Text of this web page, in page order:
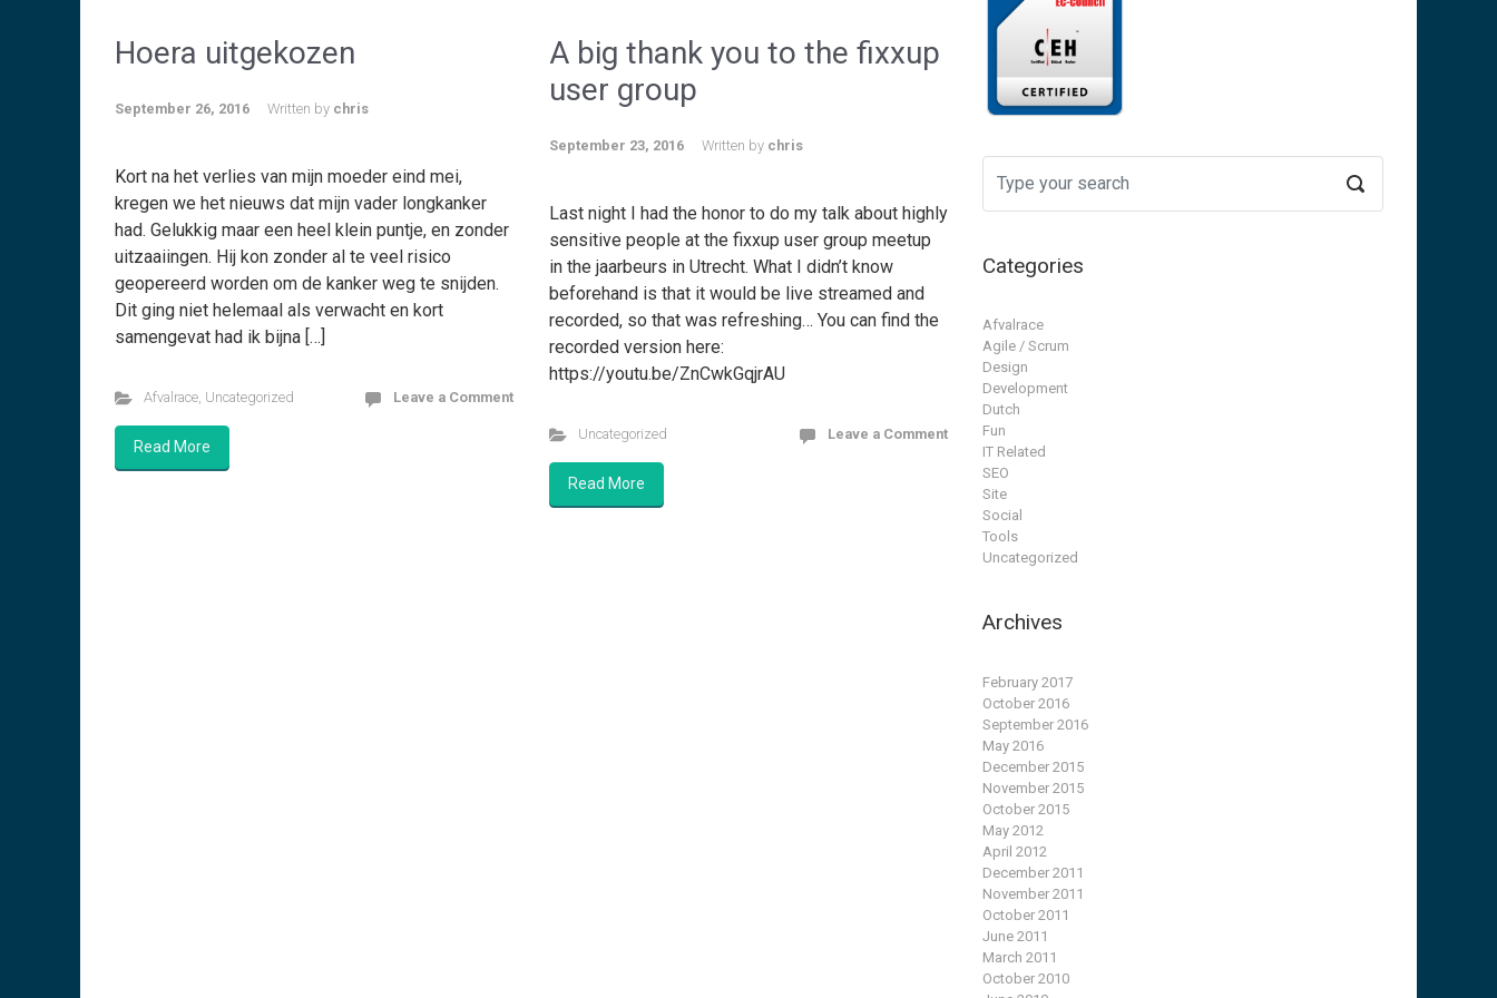
Hoera uitgekozen
September 26, 2016 Written by chris
Kort na het verlies van mijn moeder eind mei,
kregen we het nieuws dat mijn vader longkanker
had. Gelukkig maar een heel klein puntje, en zonder
uitzaaiingen. Hij kon zonder al te veel risico
geopereerd worden om de kanker weg te snijden.
Dit ging niet helemaal als verwacht en kort
samengevat had ik bijna […]
Afvalrace, Uncategorized Leave a Comment
Read More
A big thank you to the fixxup
user group
September 23, 2016 Written by chris
Last night I had the honor to do my talk about highly
sensitive people at the fixxup user group meetup
in the jaarbeurs in Utrecht. What I didn’t know
beforehand is that it would be live streamed and
recorded, so that was refreshing… You can find the
recorded version here:
https://youtu.be/ZnCwkGqjrAU
Uncategorized Leave a Comment
Read More
Categories
Afvalrace
Agile / Scrum
Design
Development
Dutch
Fun
IT Related
SEO
Site
Social
Tools
Uncategorized
Archives
February 2017
October 2016
September 2016
May 2016
December 2015
November 2015
October 2015
May 2012
April 2012
December 2011
November 2011
October 2011
June 2011
March 2011
October 2010